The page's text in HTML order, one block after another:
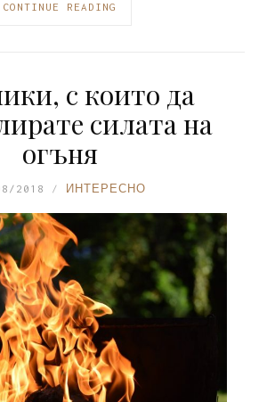
CONTINUE READING
с които да
силата на
огъня
2018 ИНТЕРЕСНО